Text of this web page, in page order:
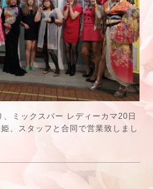
ミックスバー レディーカマ20日
、スタッフと合同で営業致しまし